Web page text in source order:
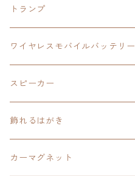
飾れるはがき
オーロラアクリルスタンド
ケーブルステージ
イラストフレームクロック
40周年記念
黎の軌跡
3in1充電ケーブル
カードサイズスピーカー
黎の軌跡Ⅱ
イースⅩ
東亰ザナドゥeX+
LEDライト付き
閃の軌跡Ⅳ
イースⅨ
碧の軌跡：改
創の軌跡
黎の軌跡
黎の軌跡Ⅱ
空の軌跡1st
今日から俺は！！
ゴジラ
手塚治虫
ウルトラマン
タツノコプロ
イースⅨ
零の軌跡：改
碧の軌跡：改
創の軌跡
黎の軌跡
閃の軌跡Ⅳ
イースⅨ
零の軌跡：改
碧の軌跡：改
創の軌跡
トランプ
日本ファルコム
ワイヤレスモバイルバッテリー
イースⅨ
閃の軌跡
閃の軌跡Ⅳ
スピーカー
置くだけスピーカー
碧の軌跡：改
バイブレーションスピーカー
飾れるはがき
閃の軌跡Ⅳ
カーマグネット